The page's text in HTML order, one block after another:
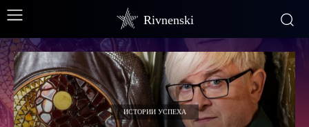
Rivnenski
ИСТОРИИ УСПЕХА